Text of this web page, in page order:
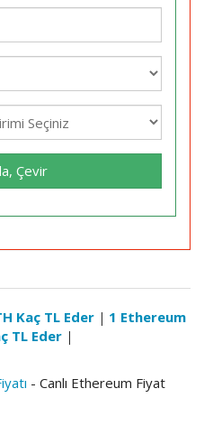
Çevir
Kaç TL Eder | 1 Ethereum
TL Eder |
- Canlı Ethereum Fiyat